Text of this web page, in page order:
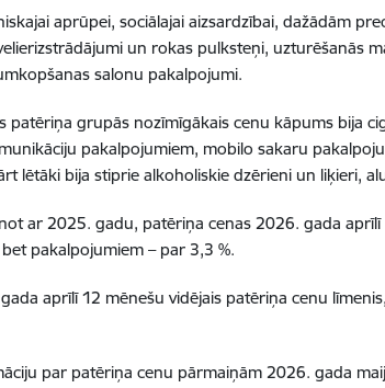
aprūpei, sociālajai aizsardzībai, dažādām
un rokas pulksteņi, uzturēšanās
salonu pakalpojumi.
patēriņa grupās nozīmīgākais cenu kāpums bija
pakalpojumiem, mobilo sakaru
lētāki bija stiprie alkoholiskie dzērieni un liķieri,
ar 2025. gadu, patēriņa cenas 2026. gada
pakalpojumiem – par 3,3 %.
aprīlī 12 mēnešu vidējais patēriņa cenu
par patēriņa cenu pārmaiņām 2026. gada